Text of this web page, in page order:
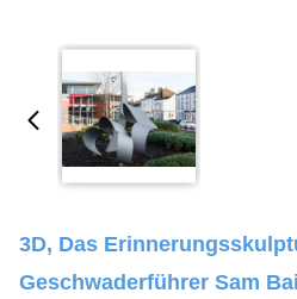
3D, Das
Geschwaderführer Sam